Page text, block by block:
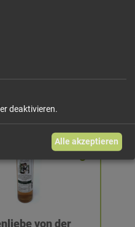
von der
deaktivieren.
Alle akzeptieren